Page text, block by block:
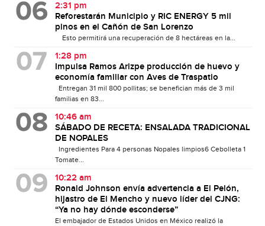
2:31 pm
Reforestarán Municipio y RIC ENERGY 5 mil
pinos en el Cañón de San Lorenzo
Esto permitirá una recuperación de 8 hectáreas en la...
1:28 pm
Impulsa Ramos Arizpe producción de huevo y
economía familiar con Aves de Traspatio
Entregan 31 mil 800 pollitas; se benefician más de 3 mil
familias en 83...
10:46 am
SÁBADO DE RECETA: ENSALADA TRADICIONAL
DE NOPALES
Ingredientes Para 4 personas Nopales limpios6 Cebolleta 1
Tomate...
10:22 am
Ronald Johnson envía advertencia a El Pelón,
hijastro de El Mencho y nuevo líder del CJNG:
“Ya no hay dónde esconderse”
El embajador de Estados Unidos en México realizó la